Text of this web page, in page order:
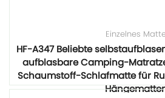
Einzelnes
HF-A347 Beliebte
aufblasbare Camping-
Schaumstoff-Schlafmatte für